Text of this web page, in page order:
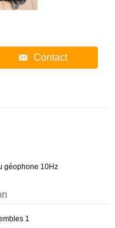
Contact
géophone 10Hz
1